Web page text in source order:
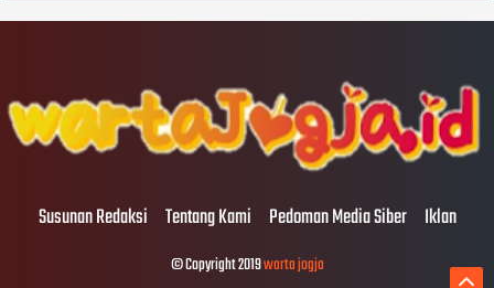
Susunan Redaksi Tentang Kami Pedoman Media Siber Iklan
© Copyright 2019warta jogja